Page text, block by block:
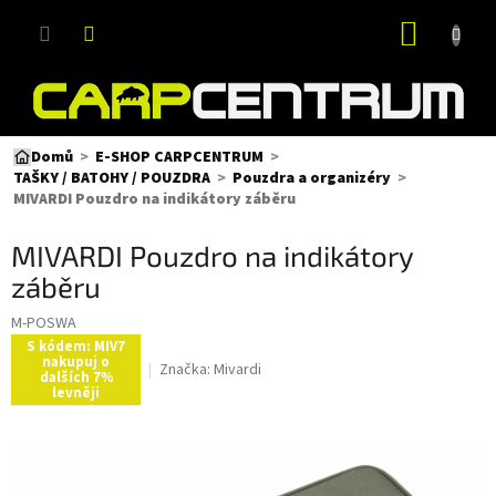
Domů
E-SHOP CARPCENTRUM
TAŠKY / BATOHY / POUZDRA
Pouzdra a organizéry
MIVARDI Pouzdro na indikátory záběru
MIVARDI Pouzdro na indikátory
záběru
M-POSWA
S kódem: MIV7
nakupuj o
dalších 7%
levněji
Značka: Mivardi